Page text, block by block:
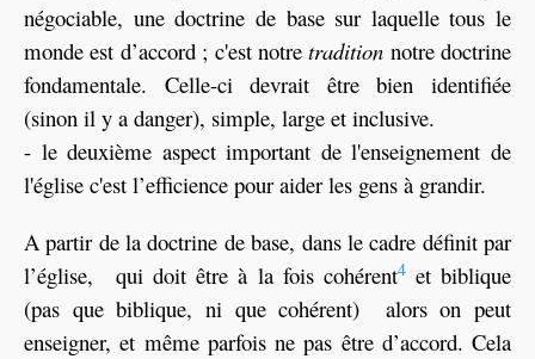
négociable, une doctrine de base sur laquelle tous le
monde est d’accord ; c'est notretradition notre doctrine
fondamentale. Celle-ci devrait être bien identifiée
(sinon il y a danger), simple, large et inclusive.
- le deuxième aspect important de l'enseignement de
l'église c'est l’efficience pour aider les gens à grandir.
A partir de la doctrine de base, dans le cadre définit par
l’église, qui doit être à la fois cohérent4et biblique
(pas que biblique, ni que cohérent) alors on peut
enseigner, et même parfois ne pas être d’accord. Cela